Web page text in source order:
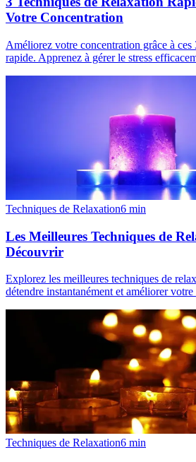
Votre Concentration
Améliorez votre concentration grâce à ces
rapide. Apprenez à gérer le stress
Techniques de Relaxation6 min
Les Meilleures Techniques de
Découvrir
Explorez les meilleures techniques de
détendre instantanément et améliorer
Techniques de Relaxation6 min